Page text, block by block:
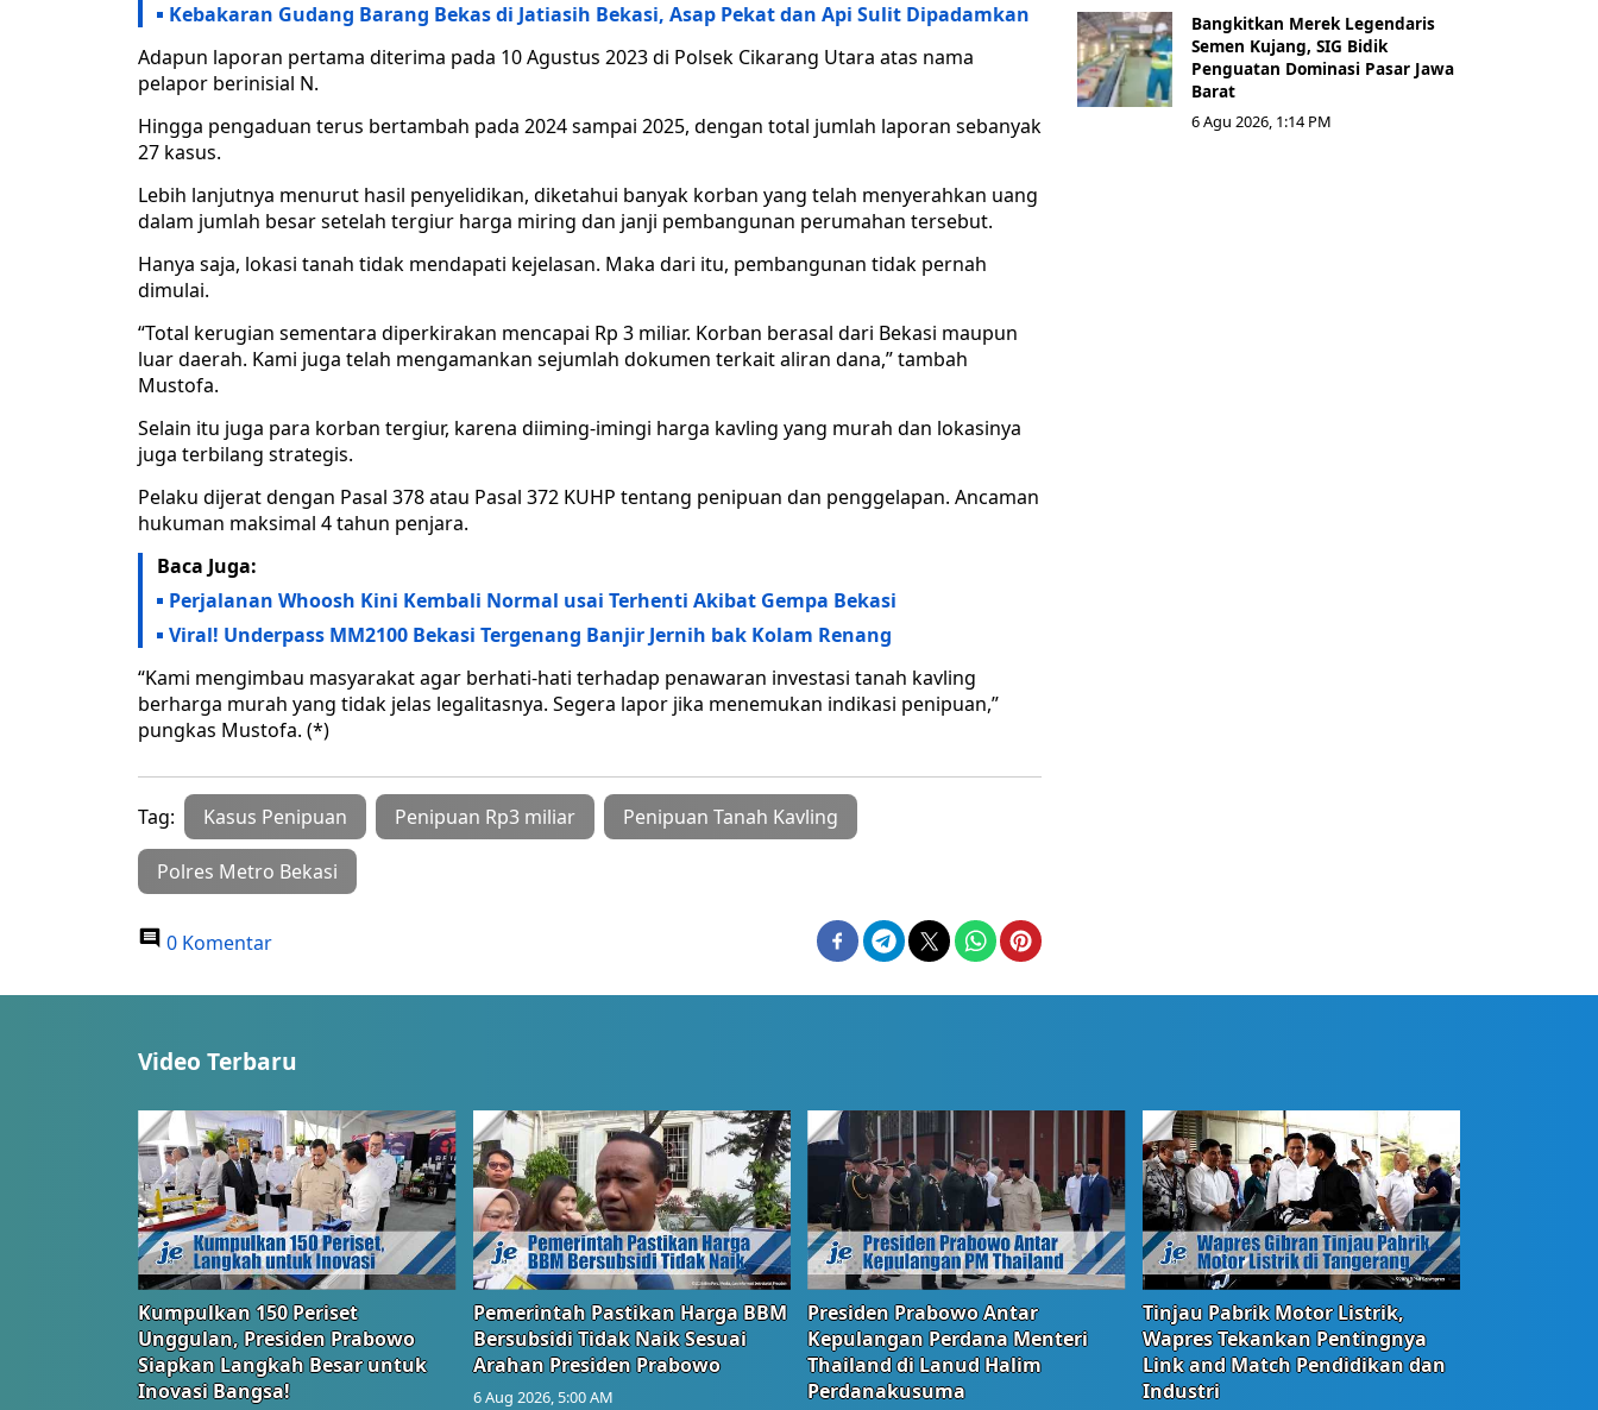
Kebakaran Gudang Barang Bekas di Jatiasih Bekasi, Asap Pekat dan Api Sulit Dipadamkan
Adapun laporan pertama diterima pada 10 Agustus 2023 di Polsek Cikarang Utara atas nama
pelapor berinisial N.
Hingga pengaduan terus bertambah pada 2024 sampai 2025, dengan total jumlah laporan sebanyak
27 kasus.
Lebih lanjutnya menurut hasil penyelidikan, diketahui banyak korban yang telah menyerahkan uang
dalam jumlah besar setelah tergiur harga miring dan janji pembangunan perumahan tersebut.
Hanya saja, lokasi tanah tidak mendapati kejelasan. Maka dari itu, pembangunan tidak pernah
dimulai.
“Total kerugian sementara diperkirakan mencapai Rp 3 miliar. Korban berasal dari Bekasi maupun
luar daerah. Kami juga telah mengamankan sejumlah dokumen terkait aliran dana,” tambah
Mustofa.
Selain itu juga para korban tergiur, karena diiming-imingi harga kavling yang murah dan lokasinya
juga terbilang strategis.
Pelaku dijerat dengan Pasal 378 atau Pasal 372 KUHP tentang penipuan dan penggelapan. Ancaman
hukuman maksimal 4 tahun penjara.
Baca Juga:
Perjalanan Whoosh Kini Kembali Normal usai Terhenti Akibat Gempa Bekasi
Viral! Underpass MM2100 Bekasi Tergenang Banjir Jernih bak Kolam Renang
“Kami mengimbau masyarakat agar berhati-hati terhadap penawaran investasi tanah kavling
berharga murah yang tidak jelas legalitasnya. Segera lapor jika menemukan indikasi penipuan,”
pungkas Mustofa. (*)
Tag: Kasus Penipuan Penipuan Rp3 miliar Penipuan Tanah Kavling
Polres Metro Bekasi
0 Komentar
Bangkitkan Merek Legendaris
Semen Kujang, SIG Bidik
Penguatan Dominasi Pasar Jawa
Barat
6 Agu 2026, 1:14 PM
Video Terbaru
Kumpulkan 150 Periset
Unggulan, Presiden Prabowo
Siapkan Langkah Besar untuk
Inovasi Bangsa!
Pemerintah Pastikan Harga BBM
Bersubsidi Tidak Naik Sesuai
Arahan Presiden Prabowo
6 Aug 2026, 5:00 AM
Presiden Prabowo Antar
Kepulangan Perdana Menteri
Thailand di Lanud Halim
Perdanakusuma
Tinjau Pabrik Motor Listrik,
Wapres Tekankan Pentingnya
Link and Match Pendidikan dan
Industri